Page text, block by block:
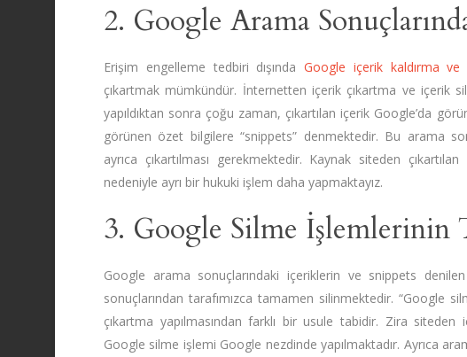
2. Google Arama
Erişim engelleme tedbiri dışında Google içerik kaldırma ve
çıkartmak mümkündür. İnternetten içerik çıkartma ve içerik
yapıldıktan sonra çoğu zaman, çıkartılan içerik Google’da
görünen özet bilgilere “snippets” denmektedir. Bu arama
ayrıca çıkartılması gerekmektedir. Kaynak siteden
nedeniyle ayrı bir hukuki işlem daha yapmaktayız.
3. Google Silme İşlemlerinin
Google arama sonuçlarındaki içeriklerin ve snippets
sonuçlarından tarafımızca tamamen silinmektedir. “Google
çıkartma yapılmasından farklı bir usule tabidir. Zira siteden
Google silme işlemi Google nezdinde yapılmaktadır. Ayrıca